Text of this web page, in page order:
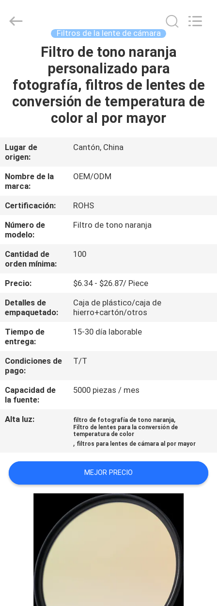
HOGAR
PRODUCTOS
VIAJE
DE
LA
FÁBRICA
CONTROL
DE
ÉNTRENOS
EN
CONTACTO
CON
PIDA
UNA
CITA
PRIVACY
POLICY
Shadow
Technology
Filtros de la lente de cámara
Filtro de tono naranja
personalizado para
fotografía, filtros de lentes de
conversión de temperatura de
color al por mayor
Lugar de
origen:
Cantón, China
Nombre de la
marca:
OEM/ODM
Certificación:
ROHS
Número de
modelo:
Filtro de tono naranja
Cantidad de
orden mínima:
100
Precio:
$6.34 - $26.87/ Piece
Detalles de
empaquetado:
Caja de plástico/caja de
hierro+cartón/otros
Tiempo de
entrega:
15-30 día laborable
Condiciones de
pago:
T/T
Capacidad de
la fuente:
5000 piezas / mes
Alta luz: filtro de fotografía de tono naranja,
Filtro de lentes para la conversión de
temperatura de color
, filtros para lentes de cámara al por mayor
MEJOR PRECIO